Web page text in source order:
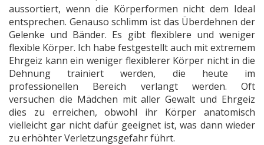
aussortiert, wenn die Körperformen nicht dem Ideal
entsprechen. Genauso schlimm ist das Überdehnen der
Gelenke und Bänder. Es gibt flexiblere und weniger
flexible Körper. Ich habe festgestellt auch mit extremem
Ehrgeiz kann ein weniger flexiblerer Körper nicht in die
Dehnung trainiert werden, die heute im
professionellen Bereich verlangt werden. Oft
versuchen die Mädchen mit aller Gewalt und Ehrgeiz
dies zu erreichen, obwohl ihr Körper anatomisch
vielleicht gar nicht dafür geeignet ist, was dann wieder
zu erhöhter Verletzungsgefahr führt.